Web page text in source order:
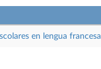
en lengua francesa